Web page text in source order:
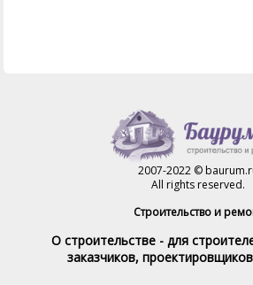
2007-2022 ©
All rights reserved.
Строительство и
О строительстве - для
заказчиков,